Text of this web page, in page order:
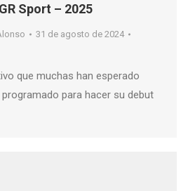
Sport – 2025
31 de agosto de 2024
que muchas han esperado
para hacer su debut